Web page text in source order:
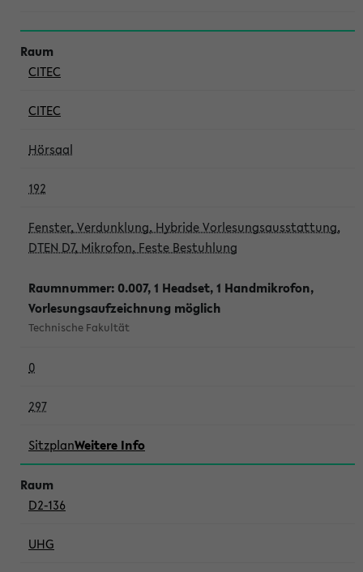
CITEC
CITEC
Hörsaal
192
Fenster, Verdunklung, Hybride Vorlesungsausstattung,
DTEN D7, Mikrofon, Feste Bestuhlung
Raumnummer: 0.007, 1 Headset, 1 Handmikrofon,
Vorlesungsaufzeichnung möglich
Technische Fakultät
0
297
SitzplanWeitere Info
D2-136
UHG